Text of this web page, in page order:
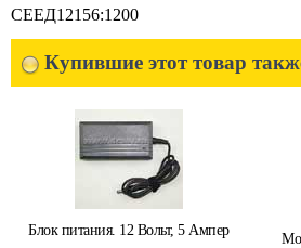
СЕЕД12156:1200
Купившие этот товар
Блок питания. 12 Вольт, 5 Ампер